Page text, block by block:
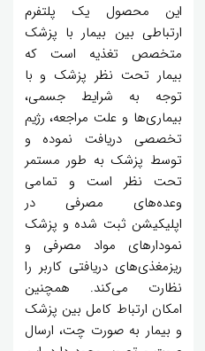
این محصول یک پلتفرم
ارتباطی بین بیمار با پزشک
متخصص تغذیه است که
بیمار تحت نظر پزشک و با
توجه به شرایط جسمی،
بیماری‌ها و علت مراجعه، رژیم
تخصصی دریافت نموده و
توسط پزشک به طور مستمر
تحت نظر است و تمامی
وعده‌های مصرفی در
اپلیکیشن ثبت شده و پزشک
نمودارهای مواد مصرفی و
ریزمغذی‌های دریافتی کاربر را
نظارت می‌کند. همچنین
امکان ارتباط کامل بین پزشک
و بیمار به صورت چت، ارسال